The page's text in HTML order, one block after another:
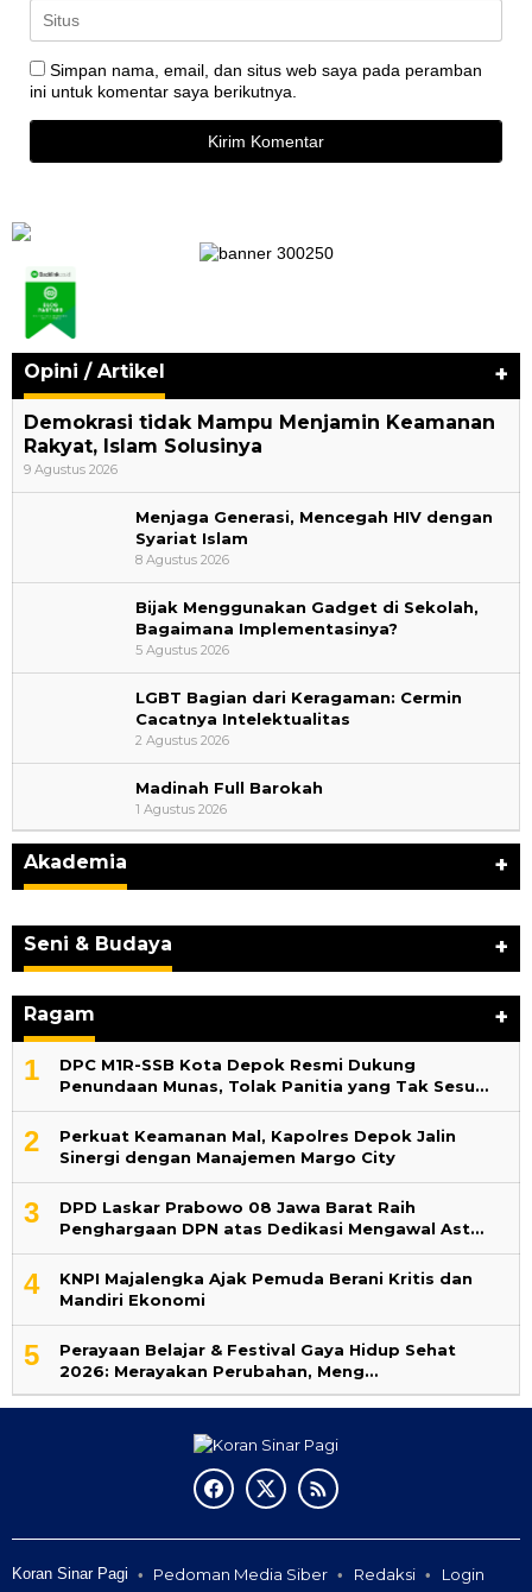
Simpan nama, email, dan situs web saya pada peramban
ini untuk komentar saya berikutnya.
Opini / Artikel +
Demokrasi tidak Mampu Menjamin Keamanan
Rakyat, Islam Solusinya
9 Agustus 2026
Menjaga Generasi, Mencegah HIV dengan
Syariat Islam
8 Agustus 2026
Bijak Menggunakan Gadget di Sekolah,
Bagaimana Implementasinya?
5 Agustus 2026
LGBT Bagian dari Keragaman: Cermin
Cacatnya Intelektualitas
2 Agustus 2026
Madinah Full Barokah
1 Agustus 2026
Akademia +
Seni & Budaya +
Ragam +
1
DPC M1R-SSB Kota Depok Resmi Dukung
Penundaan Munas, Tolak Panitia yang Tak Sesu…
2
Perkuat Keamanan Mal, Kapolres Depok Jalin
Sinergi dengan Manajemen Margo City
3
DPD Laskar Prabowo 08 Jawa Barat Raih
Penghargaan DPN atas Dedikasi Mengawal Ast…
4
KNPI Majalengka Ajak Pemuda Berani Kritis dan
Mandiri Ekonomi
5
Perayaan Belajar & Festival Gaya Hidup Sehat
2026: Merayakan Perubahan, Meng…
Koran Sinar Pagi Pedoman Media Siber Redaksi Login